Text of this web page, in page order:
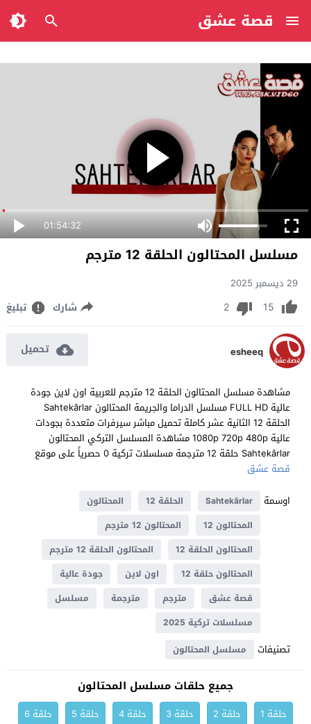
قصة عشق
01:54:32
مسلسل المحتالون الحلقة 12 مترجم
29 ديسمبر 2025
15
2 شارك تبليغ
esheeq تحميل
مشاهدة مسلسل المحتالون الحلقة 12 مترجم للعربية اون لاين جودة
عالية FULL HD مسلسل الدراما والجريمة المحتالون Sahtekârlar
الحلقة 12 الثانية عشر كاملة تحميل مباشر سيرفرات متعددة بجودات
عالية 1080p 720p 480p مشاهدة المسلسل التركي المحتالون
Sahtekârlar حلقة 12 مترجمة مسلسلات تركية 0 حصرياً على موقع
قصة عشق
اوسمة
Sahtekârlar الحلقة 12
المحتالون
المحتالون 12
المحتالون 12 مترجم
المحتالون الحلقة 12
المحتالون الحلقة 12 مترجم
المحتالون حلقة 12
اون لاين
جودة عالية
قصة عشق
مترجم مترجمة
مسلسل
مسلسلات تركية 2025
تصنيفات مسلسل المحتالون
جميع حلقات مسلسل المحتالون
حلقة 1 حلقة 2 حلقة 3 حلقة 4 حلقة 5
حلقة 6